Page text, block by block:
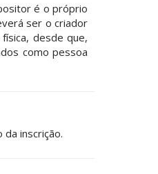
é o próprio
ser o criador
desde que,
como pessoa
inscrição.